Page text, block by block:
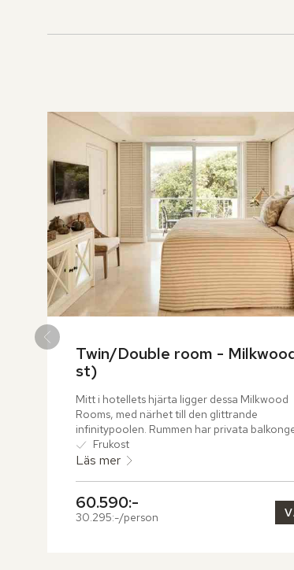
Twin/Double room -
st)
Mitt i hotellets hjärta ligger dessa Milkwood
Rooms, med närhet till den glittrande
infinitypoolen. Rummen har privata
terrasser med öppna glaspartier som släpper
både dagsljus och hotellets lummiga grönska.
Frukost
Läs mer
60.590:-
30.295:-/person